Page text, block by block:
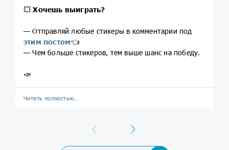
💥Хочешь выиграть?
— Отправляй любые стикеры в комментарии под
этим постом👈
— Чем больше стикеров, тем выше шанс на победу.
📣
Читать полностью…
PreviousNext